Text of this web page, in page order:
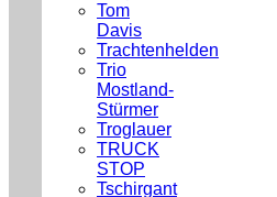
Tom
Davis
Trachtenhelden
Trio
Mostland-
Stürmer
Troglauer
TRUCK
STOP
Tschirgant